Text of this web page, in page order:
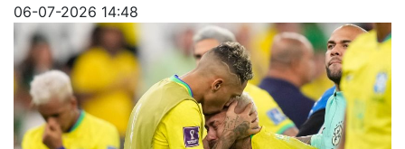
06-07-2026 14:48